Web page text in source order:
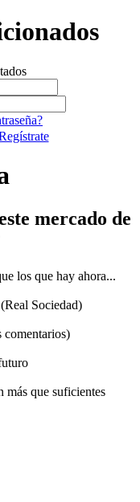
mercado de
los que hay ahora...
Sociedad)
comentarios)
más que suficientes